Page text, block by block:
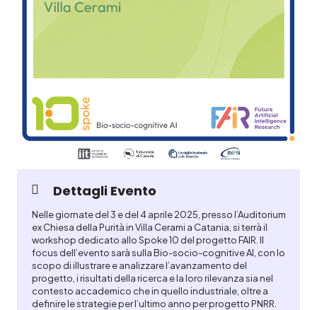
Dettagli Evento
Nelle giornate del 3 e del 4 aprile 2025, presso l’Auditorium
ex Chiesa della Purità in Villa Cerami a Catania , si terrà il
workshop dedicato allo Spoke 10 del progetto FAIR. Il
focus dell’evento sarà sullaBio-socio-cognitiveAI, con lo
scopo di illustrare e analizzare l’avanzamento del
progetto, i risultati della ricerca e la loro rilevanza sia nel
contesto accademico che in quello industriale, oltre a
definire le strategie per l’ultimo anno per progetto PNRR.